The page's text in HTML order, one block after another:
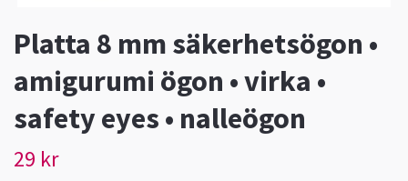
Platta 8 mm säkerhetsögon •
amigurumi ögon • virka •
safety eyes • nalleögon
29 kr